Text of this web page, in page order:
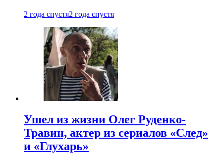
2 года спустя2 года спустя
Ушел из жизни Олег Руденко-
Травин, актер из сериалов «След»
и «Глухарь»